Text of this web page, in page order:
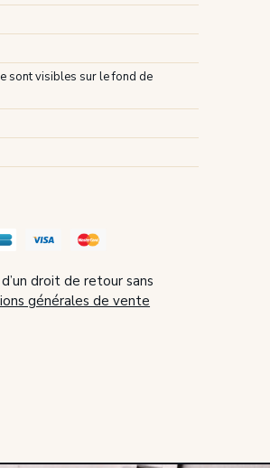
sont visibles sur le fond de
droit de retour sans
générales de vente